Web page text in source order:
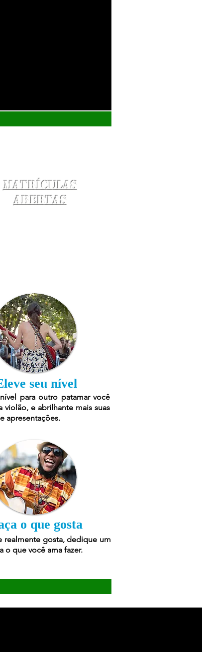
Matrículas
Abertas
seu nível
para outro patamar você
violão, e abrilhante mais suas
apresentações.
o que gosta
realmente gosta, dedique um
o que você ama fazer.